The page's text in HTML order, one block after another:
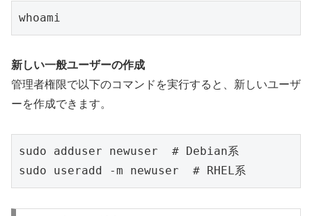
whoami
新しい一般ユーザーの作成
管理者権限で以下のコマンドを実行すると、新しいユーザ
ーを作成できます。
sudo adduser newuser  # Debian系
sudo useradd -m newuser  # RHEL系